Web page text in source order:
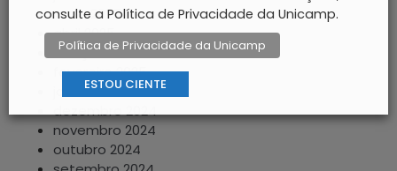
maio 2025
abril 2025
março 2025
fevereiro 2025
janeiro 2025
dezembro 2024
novembro 2024
outubro 2024
consulte a Política de Privacidade da Unicamp.
Política de Privacidade da Unicamp
ESTOU CIENTE